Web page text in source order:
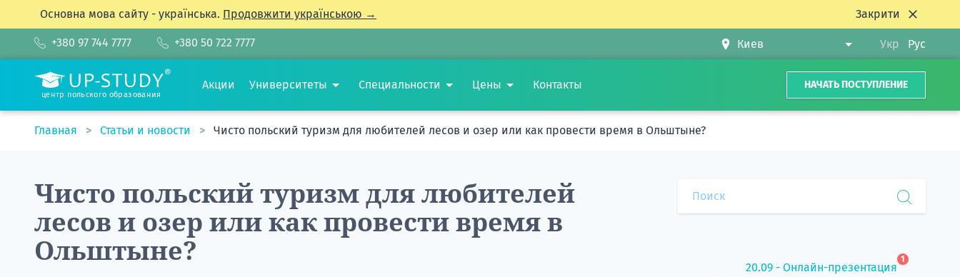
Основна мова сайту - українська. Продовжити українською → Закрити
+380 97 744 7777 +380 50 722 7777 Укр Рус
центр польского образования
Акции Университеты Специальности Цены Контакты НАЧАТЬ ПОСТУПЛЕНИЕ
Главная Статьи и новости Чисто польский туризм для любителей лесов и озер или как провести время в Ольштыне?
Чисто польский туризм для любителей
лесов и озер или как провести время в
Ольштыне?
20.09 - Онлайн-презентация
1